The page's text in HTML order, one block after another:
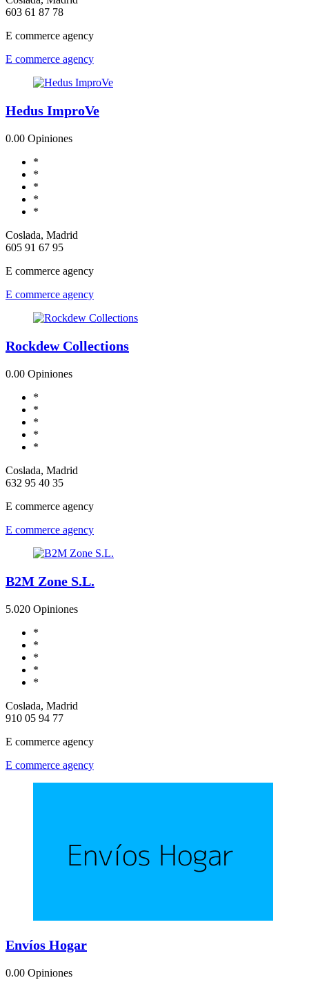
603 61 87 78
E commerce agency
E commerce agency
Hedus ImproVe
0.00 Opiniones
*
*
*
*
*
Coslada, Madrid
605 91 67 95
E commerce agency
E commerce agency
Rockdew Collections
0.00 Opiniones
*
*
*
*
*
Coslada, Madrid
632 95 40 35
E commerce agency
E commerce agency
B2M Zone S.L.
5.020 Opiniones
*
*
*
*
*
Coslada, Madrid
910 05 94 77
E commerce agency
E commerce agency
Envíos Hogar
0.00 Opiniones